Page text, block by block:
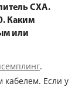
CXA.
Каким
или
.
кабелем. Если у